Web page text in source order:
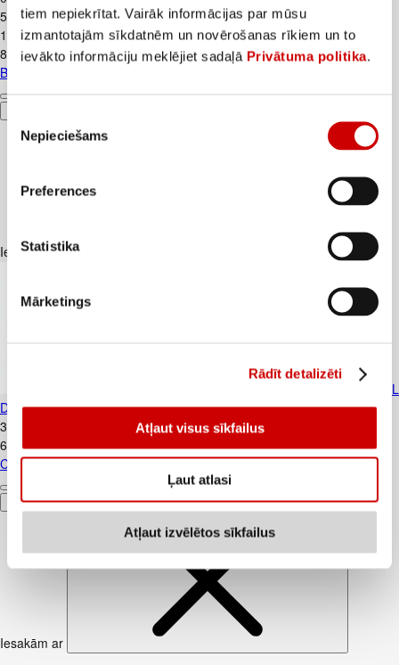
tiem nepiekrītat. Vairāk informācijas par mūsu
izmantotajām sīkdatnēm un novērošanas rīkiem un to
ievākto informāciju meklējiet sadaļā Privātuma politika.
Piekrišanas
izvēle
Nepieciešams
Preferences
Statistika
Mārketings
Rādīt detalizēti
Atļaut visus sīkfailus
Ļaut atlasi
Atļaut izvēlētos sīkfailus
5,5€/kg
1
59€
8,83€/kg
Biezpiens 9% VALMIERA 180g
Iesakām ar
Cāļa šķiņķi atkauloti bez ādas WELL
DONE 500g
3
6,16€/kg
Cāļa šķiņķi atkauloti bez ādas WELL DONE 500g
Pievienot
Iesakām ar